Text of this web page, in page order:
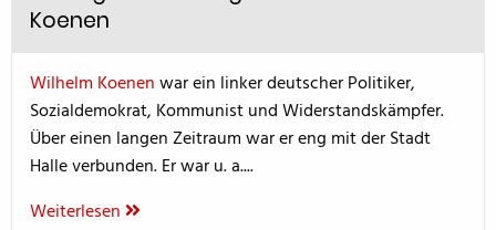
Koenen
Wilhelm Koenenwar ein linker deutscher Politiker,
Sozialdemokrat, Kommunist und Widerstandskämpfer.
Über einen langen Zeitraum war er eng mit der Stadt
Halle verbunden. Er war u. a....
Weiterlesen